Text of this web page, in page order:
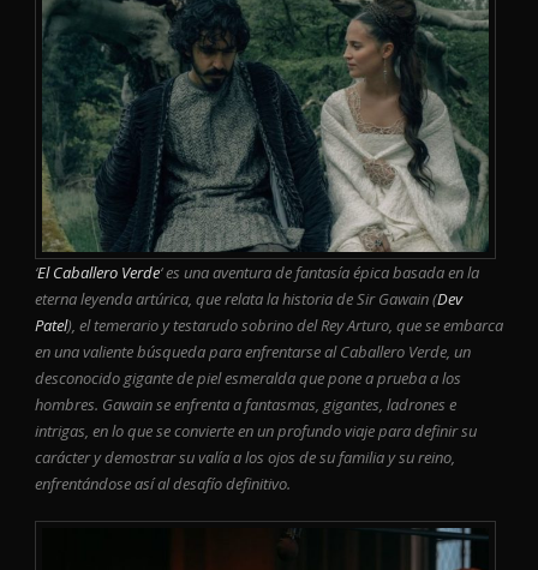
‘El Caballero Verde‘ es una aventura de fantasía épica basada en la
eterna leyenda artúrica, que relata la historia de Sir Gawain (Dev
Patel), el temerario y testarudo sobrino del Rey Arturo, que se embarca
en una valiente búsqueda para enfrentarse al Caballero Verde, un
desconocido gigante de piel esmeralda que pone a prueba a los
hombres. Gawain se enfrenta a fantasmas, gigantes, ladrones e
intrigas, en lo que se convierte en un profundo viaje para definir su
carácter y demostrar su valía a los ojos de su familia y su reino,
enfrentándose así al desafío definitivo.